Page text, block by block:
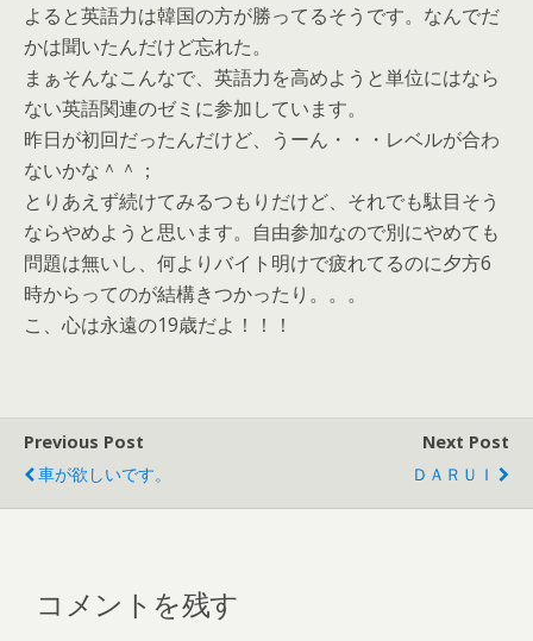
よると英語力は韓国の方が勝ってるそうです。なんでだ
かは聞いたんだけど忘れた。
まぁそんなこんなで、英語力を高めようと単位にはなら
ない英語関連のゼミに参加しています。
昨日が初回だったんだけど、うーん・・・レベルが合わ
ないかな＾＾；
とりあえず続けてみるつもりだけど、それでも駄目そう
ならやめようと思います。自由参加なので別にやめても
問題は無いし、何よりバイト明けで疲れてるのに夕方6
時からってのが結構きつかったり。。。
こ、心は永遠の19歳だよ！！！
Previous Post
車が欲しいです。
Next Post
ＤＡＲＵＩ
コメントを残す